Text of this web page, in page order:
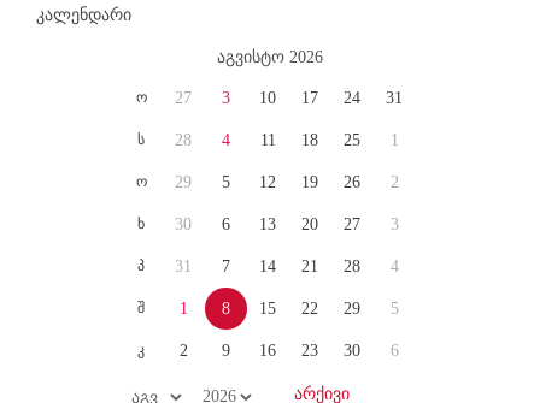
კალენდარი
აგვისტო 2026
ო
ს
ო
ხ
პ
შ
კ
27
28
29
30
31
1
2
3
4
5
6
7
8
9
10
11
12
13
14
15
16
17
18
19
20
21
22
23
24
25
26
27
28
29
30
31
1
2
3
4
5
6